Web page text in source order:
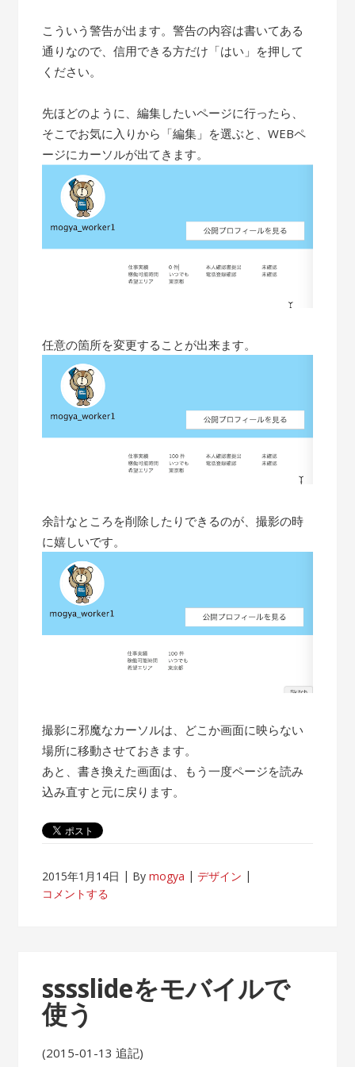
こういう警告が出ます。警告の内容は書いてある
通りなので、信用できる方だけ「はい」を押して
ください。
先ほどのように、編集したいページに行ったら、
そこでお気に入りから「編集」を選ぶと、WEBペ
ージにカーソルが出てきます。
任意の箇所を変更することが出来ます。
余計なところを削除したりできるのが、撮影の時
に嬉しいです。
撮影に邪魔なカーソルは、どこか画面に映らない
場所に移動させておきます。
あと、書き換えた画面は、もう一度ページを読み
込み直すと元に戻ります。
2015年1月14日 Bymogya
デザイン
コメントする
sssslideをモバイルで
使う
(2015-01-13 追記)